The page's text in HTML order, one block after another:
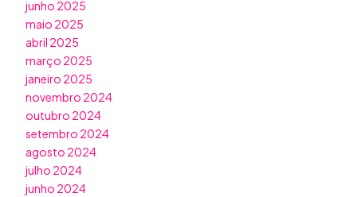
junho 2025
maio 2025
abril 2025
março 2025
janeiro 2025
novembro 2024
outubro 2024
setembro 2024
agosto 2024
julho 2024
junho 2024